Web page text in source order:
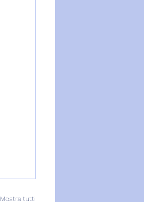
Mostra tutti